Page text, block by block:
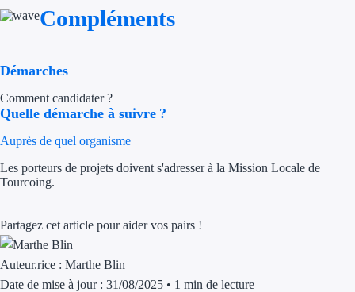
Aides Région
Compléments
Démarches
Comment candidater ?
Quelle démarche à suivre ?
Auprès de quel organisme
Les porteurs de projets doivent s'adresser à la Mission Locale de
Tourcoing.
Partagez cet article pour aider vos pairs !
Auteur.rice : Marthe Blin
Date de mise à jour : 31/08/2025 • 1 min de lecture